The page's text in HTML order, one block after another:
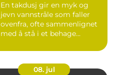
En takdusj gir en myk og
jevn vannstråle som faller
ovenfra, ofte sammenlignet
med å stå i et behage...
08. jul